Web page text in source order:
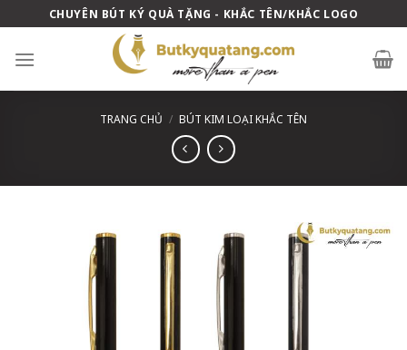
to
content
CHUYÊN BÚT KÝ QUÀ TẶNG - KHẮC TÊN/KHẮC LOGO
TRANG CHỦ / BÚT KIM LOẠI KHẮC TÊN